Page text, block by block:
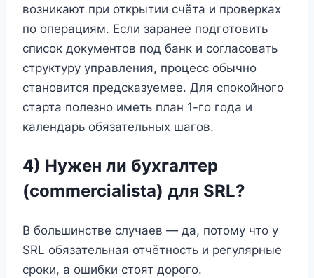
возникают при открытии счёта и проверках
по операциям. Если заранее подготовить
список документов под банк и согласовать
структуру управления, процесс обычно
становится предсказуемее. Для спокойного
старта полезно иметь план 1-го года и
календарь обязательных шагов.
4) Нужен ли бухгалтер
(commercialista) для SRL?
В большинстве случаев — да, потому что у
SRL обязательная отчётность и регулярные
сроки, а ошибки стоят дорого.